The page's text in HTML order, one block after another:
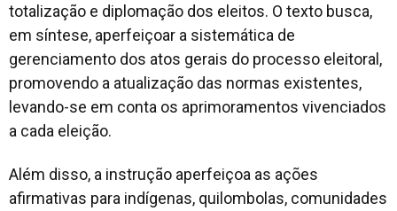
totalização e diplomação dos eleitos. O texto busca,
em síntese, aperfeiçoar a sistemática de
gerenciamento dos atos gerais do processo eleitoral,
promovendo a atualização das normas existentes,
levando-se em conta os aprimoramentos vivenciados
a cada eleição.
Além disso, a instrução aperfeiçoa as ações
afirmativas para indígenas, quilombolas, comunidades